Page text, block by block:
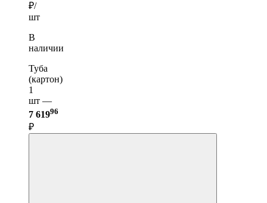
₽/
шт
В
наличии
Туба
(картон)
1
шт —
7 61996
₽